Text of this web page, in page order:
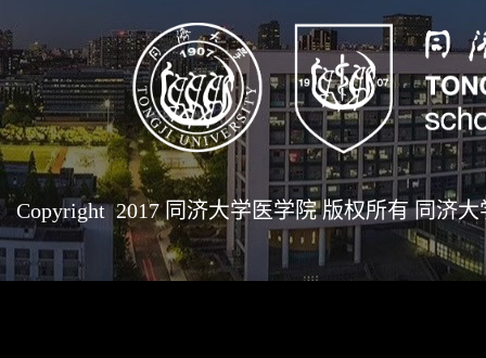
Copyright 2017 同济大学医学院 版权所有 同济